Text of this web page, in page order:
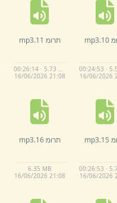
mp3
16/06/2026
תרומ 11. mp3
00:26:14 · 5.73 MB
16/06/2026 21:08
mp3
16/06/2026
תרומ 16. mp3
6.35 MB
16/06/2026 21:08